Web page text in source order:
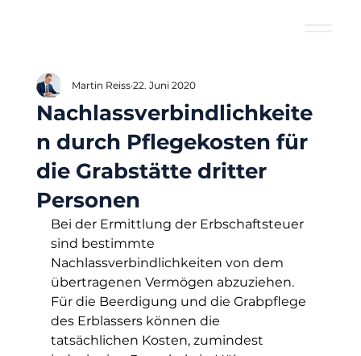
Nachlassverbindlichkeite
n durch Pflegekosten für
die Grabstätte dritter
Personen
Martin Reiss 22. Juni 2020
Bei der Ermittlung der Erbschaftsteuer
sind bestimmte
Nachlassverbindlichkeiten von dem
übertragenen Vermögen abzuziehen.
Für die Beerdigung und die Grabpflege
des Erblassers können die
tatsächlichen Kosten, zumindest